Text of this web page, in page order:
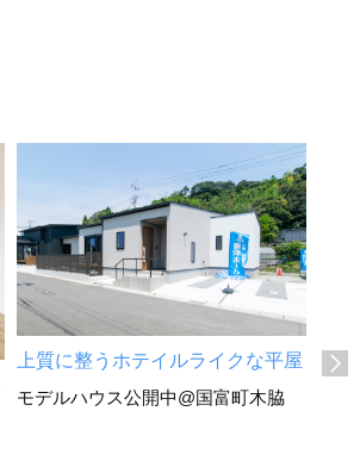
上質に整うホテイルライクな平屋
モデルハウス公開中@国富町木脇
家